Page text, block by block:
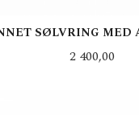
SØLVRING MED
Pris
2 400,00